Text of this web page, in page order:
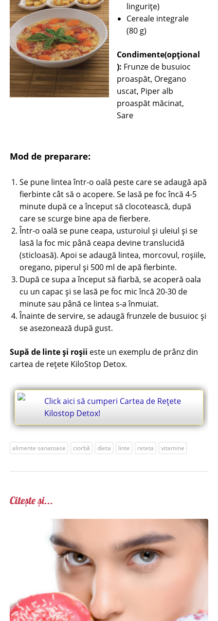
linguriţe)
Cereale integrale
(80 g)
Condimente(opțional
): Frunze de busuioc
proaspăt, Oregano
uscat, Piper alb
proaspăt măcinat,
Sare
Mod de preparare:
Se pune lintea într-o oală peste care se adaugă apă
fierbinte cât să o acopere. Se lasă pe foc încă 4-5
minute după ce a început să clocotească, după
care se scurge bine apa de fierbere.
Într-o oală se pune ceapa, usturoiul şi uleiul şi se
lasă la foc mic până ceapa devine translucidă
(sticloasă). Apoi se adaugă lintea, morcovul, roşiile,
oregano, piperul şi 500 ml de apă fierbinte.
După ce supa a început să fiarbă, se acoperă oala
cu un capac şi se lasă pe foc mic încă 20-30 de
minute sau până ce lintea s-a înmuiat.
Înainte de servire, se adaugă frunzele de busuioc şi
se asezonează după gust.
Supă de linte și roșii este un exemplu de prânz din
cartea de rețete KiloStop Detox.
Click aici să cumperi Cartea de Rețete
Kilostop Detox!
alimente sanatoase ciorbă dieta linte reteta vitamine
Citește și...